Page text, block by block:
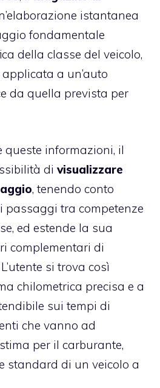
istantanea
fondamentale
della classe del veicolo,
a un’auto
da quella prevista per
informazioni, il
di visualizzare
, tenendo conto
passaggi tra competenze
ed estende la sua
complementari di
si trova così
chilometrica precisa e a
sui tempi di
che vanno ad
per il carburante,
standard di un veicolo a